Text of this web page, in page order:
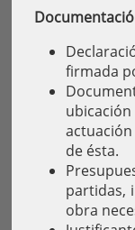
firmada
de ésta.
partidas,
obra